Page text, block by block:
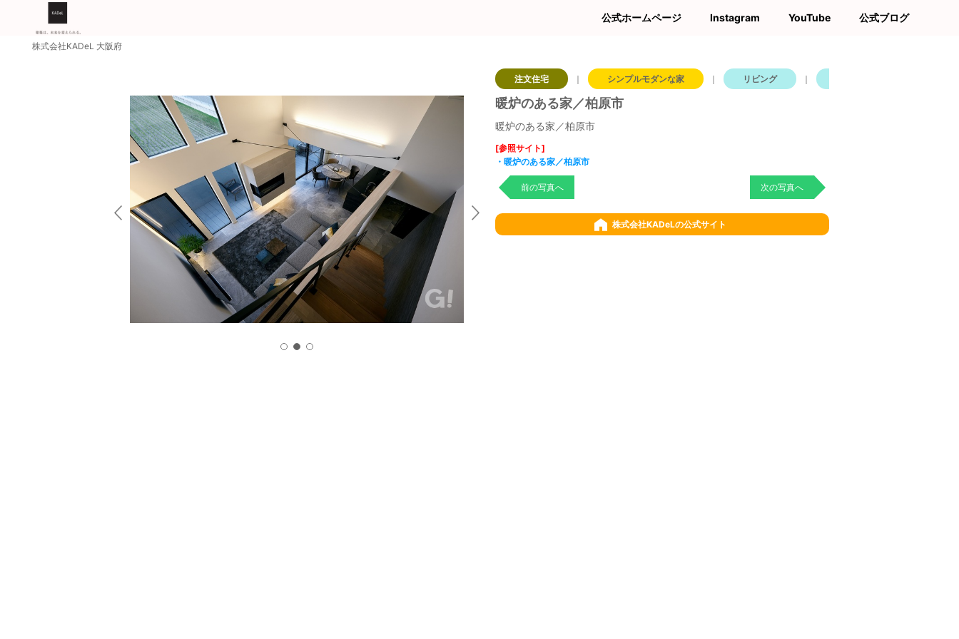
公式ホームページ Instagram YouTube 公式ブログ
株式会社KADeL 大阪府
注文住宅 ｜ シンプルモダンな家 ｜ リビング ｜
暖炉のある家／柏原市
暖炉のある家／柏原市
[参照サイト]
・暖炉のある家／柏原市
前の写真へ 次の写真へ
株式会社KADeLの公式サイト